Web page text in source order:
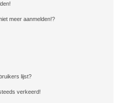
meer aanmelden!?
lijst?
verkeerd!